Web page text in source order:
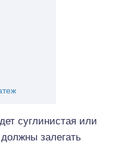
суглинистая или
залегать